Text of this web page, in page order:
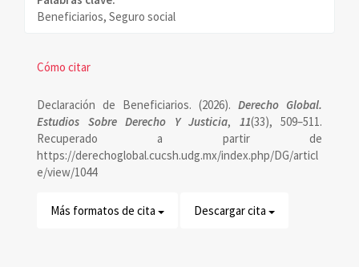
Beneficiarios, Seguro social
Contenido
del
artículo
Detalles
artículo
Cómo citar
Declaración de Beneficiarios. (2026). Derecho Global.
Estudios Sobre Derecho Y Justicia, 11(33), 509–511.
Recuperado a partir de
https://derechoglobal.cucsh.udg.mx/index.php/DG/articl
e/view/1044
Más formatos de cita Descargar cita